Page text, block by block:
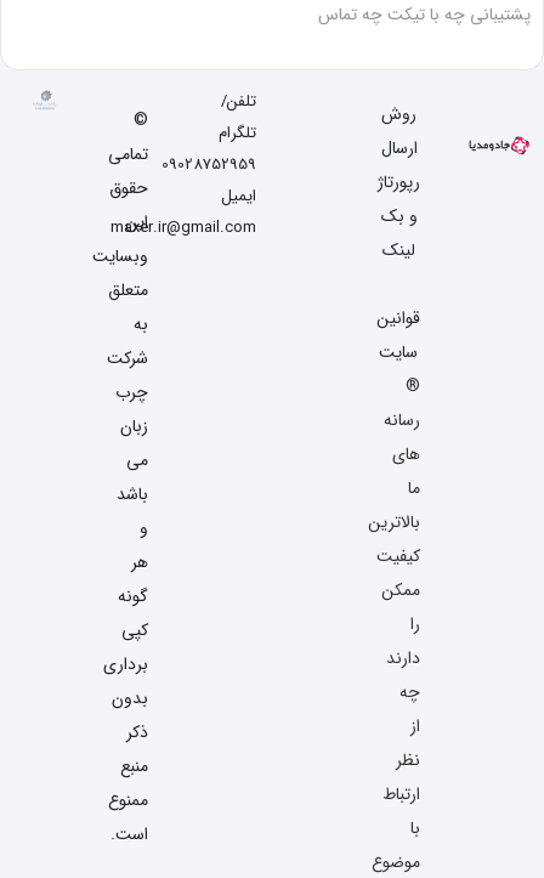
پشتیبانی چه با تیکت چه تماس
روش
ارسال
رپورتاژ
و بک
لینک
قوانین
سایت
®
رسانه
های
ما
بالاترین
کیفیت
ممکن
را
دارند
چه
از
نظر
ارتباط
با
موضوع
تلفن/
تلگرام
09028752959
ایمیل
maxer.ir@gmail.com
©
تمامی
حقوق
این
وبسایت
متعلق
به
شرکت
چرب
زبان
می
باشد
و
هر
گونه
کپی
برداری
بدون
ذکر
منبع
ممنوع
است.